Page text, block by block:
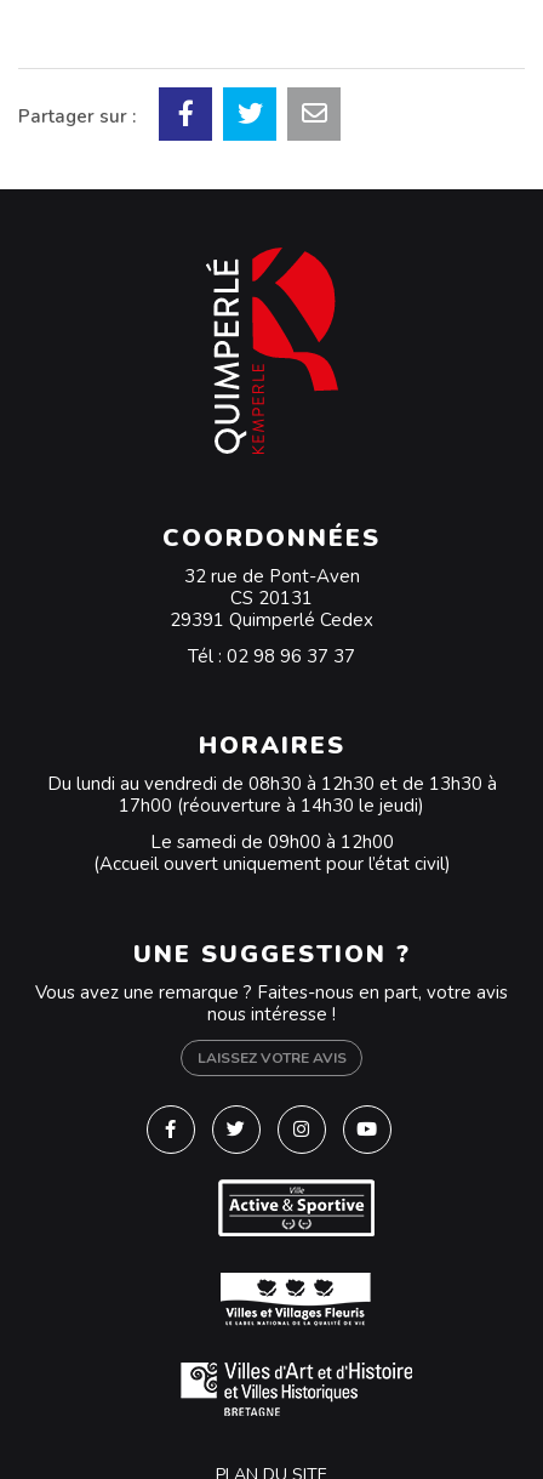
Partager sur :
COORDONNÉES
32 rue de Pont-Aven
CS 20131
29391 Quimperlé Cedex
Tél : 02 98 96 37 37
HORAIRES
Du lundi au vendredi de 08h30 à 12h30 et de 13h30 à
17h00 (réouverture à 14h30 le jeudi)
Le samedi de 09h00 à 12h00
(Accueil ouvert uniquement pour l’état civil)
UNE SUGGESTION ?
Vous avez une remarque ? Faites-nous en part, votre avis
nous intéresse !
LAISSEZ VOTRE AVIS
Lien vers le compte Facebook
Lien vers le compte Twitter
Lien vers le compte
Lien vers la chaîne